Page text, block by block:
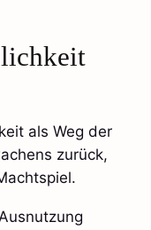
als Weg der
zurück,